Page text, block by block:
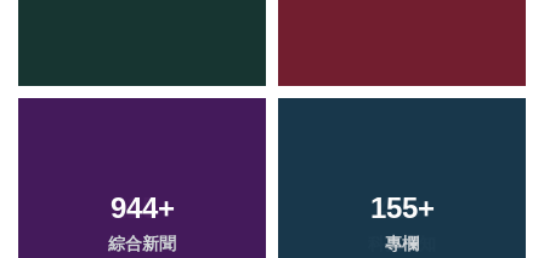
944+
綜合新聞
155+
專欄